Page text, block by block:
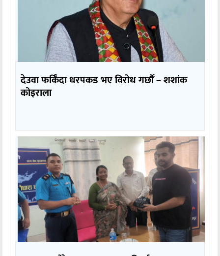
देउवा फर्किँदा धरपकड भए विरोध गर्छौँं – शशांक
कोइराला